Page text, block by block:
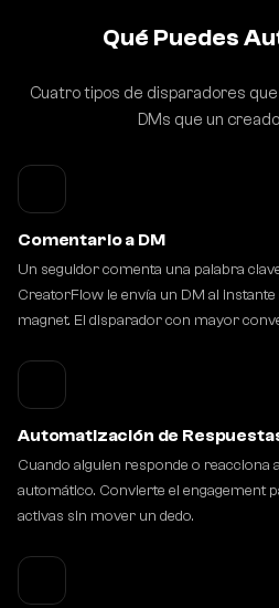
Qué Puedes
Cuatro tipos de disparadores
DMs que un
Comentario a DM
Un seguidor comenta una palabra
CreatorFlow le envía un DM al instante
magnet. El disparador con mayor
Automatización de
Cuando alguien responde o reacciona
automático. Convierte el engagement
activas sin mover un dedo.